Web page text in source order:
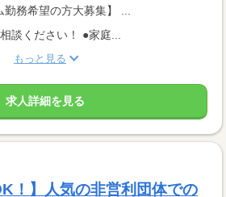
勤務希望の方大募集】 ...
談ください！ ●家庭...
もっと見る
求人詳細を見る
！】人気の非営利団体での